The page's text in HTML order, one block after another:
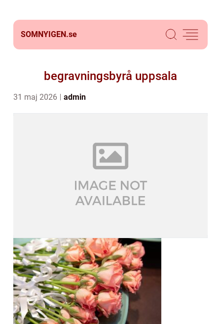
SOMNYIGEN.se
begravningsbyrå uppsala
31 maj 2026 admin